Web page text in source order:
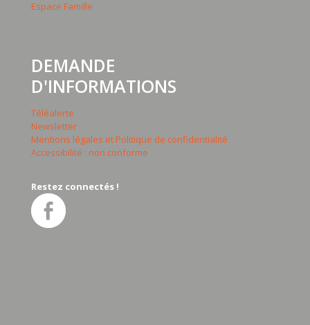
Espace Famille
DEMANDE
D'INFORMATIONS
Téléalerte
Newsletter
Mentions légales et Politique de confidentialité
Accessibilité : non conforme
Restez connectés !